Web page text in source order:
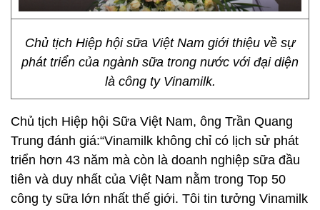
Chủ tịch Hiệp hội sữa Việt Nam giới thiệu về sự
phát triển của ngành sữa trong nước với đại diện
là công ty Vinamilk.
Chủ tịch Hiệp hội Sữa Việt Nam, ông Trần Quang
Trung đánh giá:“Vinamilk không chỉ có lịch sử phát
triển hơn 43 năm mà còn là doanh nghiệp sữa đầu
tiên và duy nhất của Việt Nam nằm trong Top 50
công ty sữa lớn nhất thế giới. Tôi tin tưởng Vinamilk